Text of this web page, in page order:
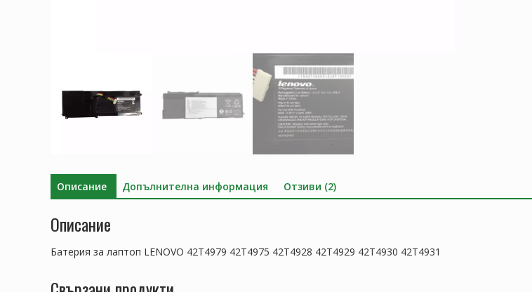
Описание Допълнителна информация Отзиви (2)
Описание
Батерия за лаптоп LENOVO 42T4979 42T4975 42T4928 42T4929 42T4930 42T4931